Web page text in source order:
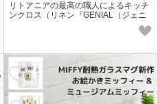
リトアニアの最高の職人によるキッチ
ンクロス（リネン『GENIAL（ジェニ